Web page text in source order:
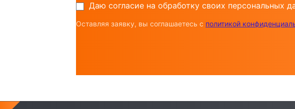
Даю согласие на обработку своих персональных
Оставляя заявку, вы соглашаетесь с политикой